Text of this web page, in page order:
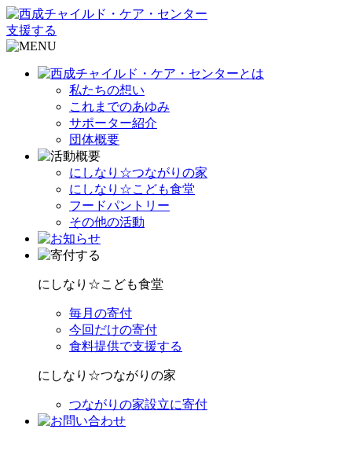
支援する
私たちの想い
これまでのあゆみ
サポーター紹介
団体概要
にしなり☆つながりの家
にしなり☆こども食堂
フードパントリー
その他の活動
にしなり☆こども食堂
毎月の寄付
今回だけの寄付
食料提供で支援する
にしなり☆つながりの家
つながりの家設立に寄付